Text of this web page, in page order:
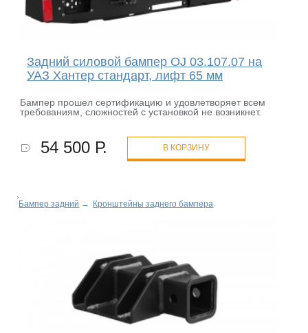
Задний силовой бампер OJ 03.107.07 на
УАЗ Хантер стандарт, лифт 65 мм
Бампер прошел сертификацию и удовлетворяет всем
требованиям, сложностей с установкой не возникнет.
54 500 Р. В КОРЗИНУ
Бампер задний → Кронштейны заднего бампера